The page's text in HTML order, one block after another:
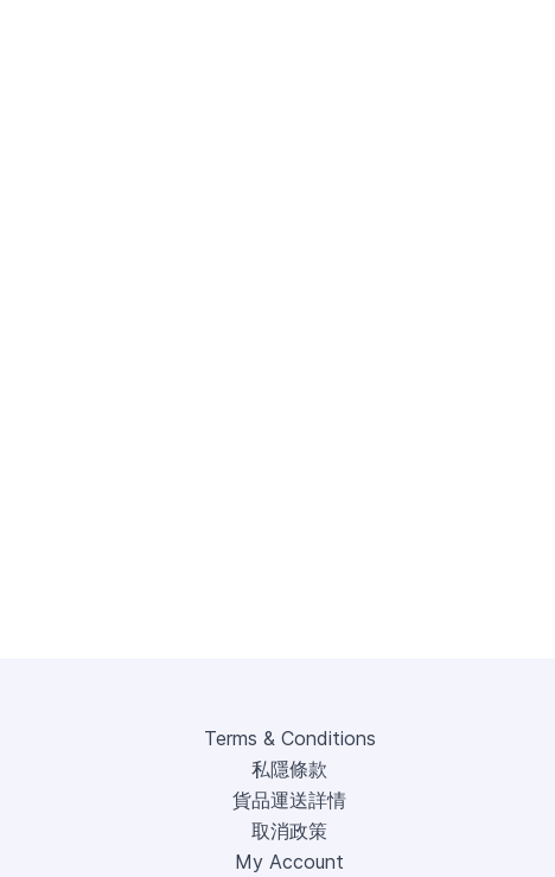
Terms & Conditions
私隱條款
貨品運送詳情
取消政策
My Account